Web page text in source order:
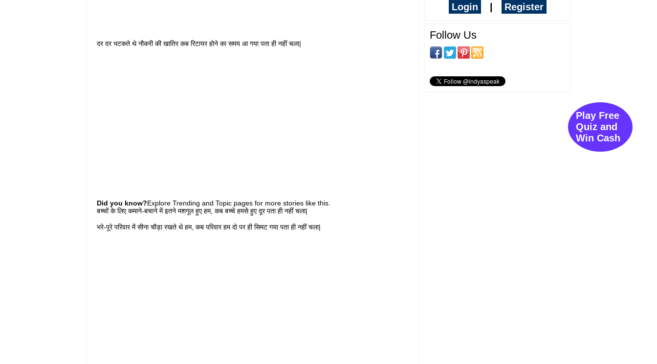
दर दर भटकते थे नौकरी की खातिर कब रिटायर होने का समय आ गया पता ही नहीं चला|
Did you know?Explore Trending and Topic pages for more stories like this.
बच्चों के लिए कमाने-बचाने में इतने मशगूल हुए हम, कब बच्चे हमसे हुए दूर पता ही नहीं चला|
भरे-पूरे परिवार में सीना चौड़ा रखते थे हम, कब परिवार हम दो पर ही सिमट गया पता ही नहीं चला|
Login Register
Follow Us
Play Free
Quiz and
Win Cash